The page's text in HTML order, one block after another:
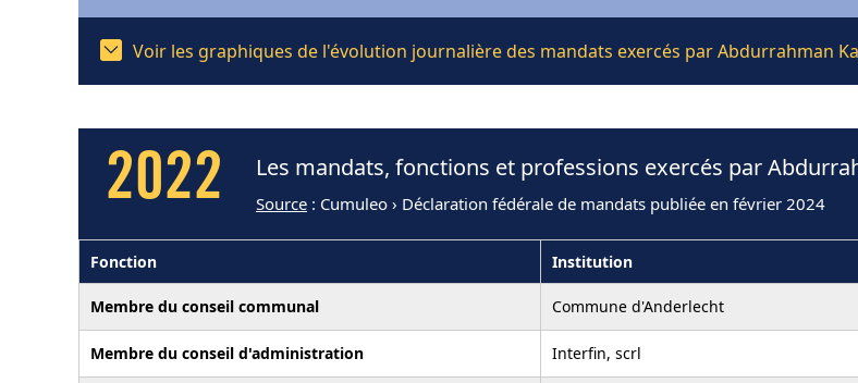
Voir les graphiques de l'évolution journalière des mandats exercés par Abdurrahman
2022 Les mandats, fonctions et professions exercés par
Source : Cumuleo › Déclaration fédérale de mandats publiée en février 2024
Fonction Institution
Membre du conseil communal Commune d'Anderlecht
Membre du conseil d'administration Interfin, scrl